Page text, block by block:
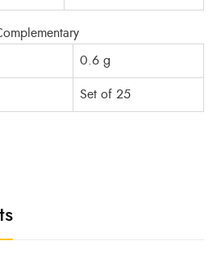
0.6 g
Set of 25